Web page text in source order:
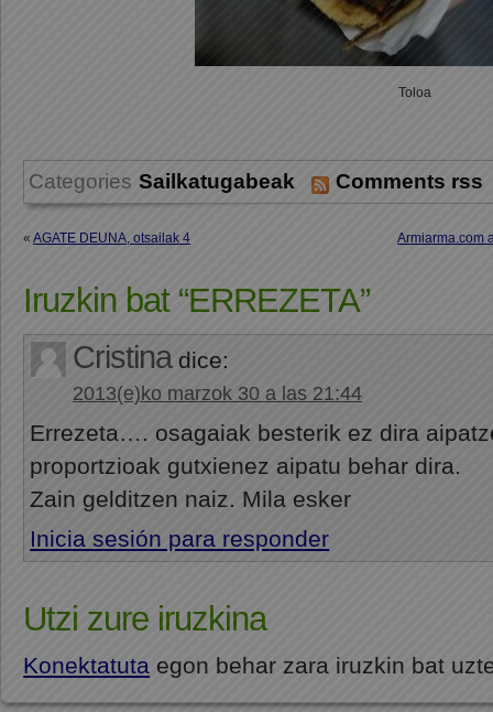
Toloa
Categories Sailkatugabeak Comments rss
«AGATE DEUNA, otsailak 4 Armiarma.com
Iruzkin bat “ERREZETA”
Cristina dice:
2013(e)ko marzok 30 a las 21:44
Errezeta…. osagaiak besterik ez dira
proportzioak gutxienez aipatu behar dira.
Zain gelditzen naiz. Mila esker
Inicia sesión para responder
Utzi zure iruzkina
Konektatuta egon behar zara iruzkin bat